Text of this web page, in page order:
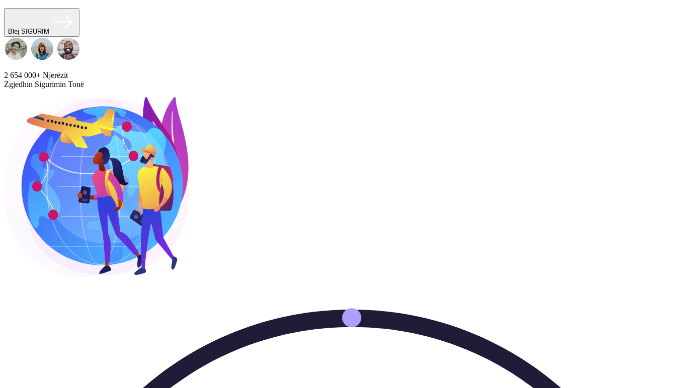
Blej SIGURIM
2 654 000+ Njerëzit
Zgjedhin Sigurimin Tonë